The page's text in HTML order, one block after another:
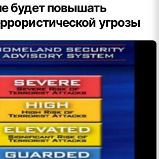
будет повышать
угрозы